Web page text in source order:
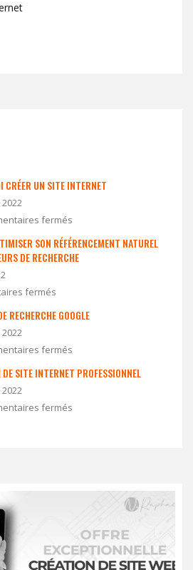
CRÉER UN SITE INTERNET
2022
fermés
SON RÉFÉRENCEMENT NATUREL
DE RECHERCHE
fermés
RECHERCHE GOOGLE
2022
fermés
SITE INTERNET PROFESSIONNEL
2022
fermés